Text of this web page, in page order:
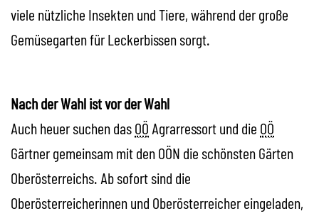
viele nützliche Insekten und Tiere, während der große
Gemüsegarten für Leckerbissen sorgt.
Nach der Wahl ist vor der Wahl
Auch heuer suchen dasOÖ Agrarressort und die OÖ
Gärtner gemeinsam mit den OÖN die schönsten Gärten
Oberösterreichs. Ab sofort sind die
Oberösterreicherinnen und Oberösterreicher eingeladen,